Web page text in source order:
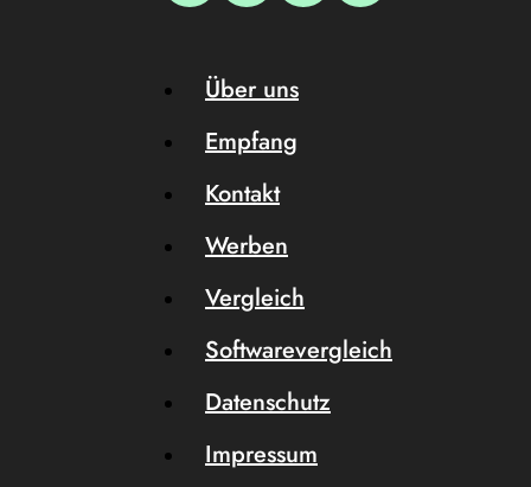
Über uns
Empfang
Kontakt
Werben
Vergleich
Softwarevergleich
Datenschutz
Impressum